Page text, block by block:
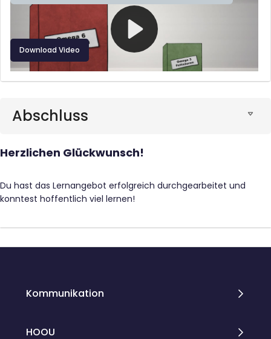
Download Video
Abschluss
Herzlichen Glückwunsch!
Du hast das Lernangebot erfolgreich durchgearbeitet und
konntest hoffentlich viel lernen!
Kommunikation
HOOU